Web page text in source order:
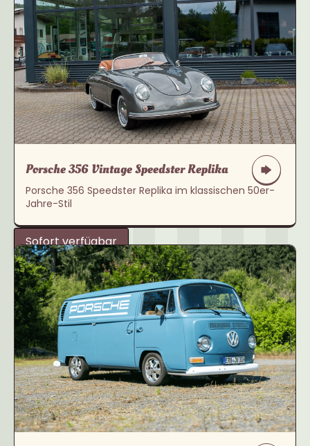
Porsche 356 Vintage Speedster Replika
Porsche 356 Speedster Replika im klassischen 50er-
Jahre-Stil
Sofort verfügbar